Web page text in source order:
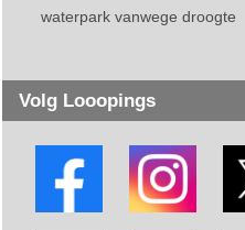
waterpark vanwege droogte
Volg Looopings